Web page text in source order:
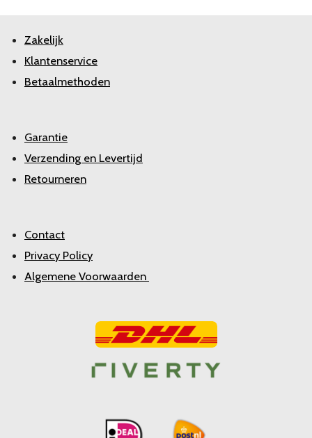
Zakelijk
Klantenservice
Betaalmethoden
Garantie
Verzending en Levertijd
Retourneren
Contact
Privacy Policy
Algemene Voorwaarden